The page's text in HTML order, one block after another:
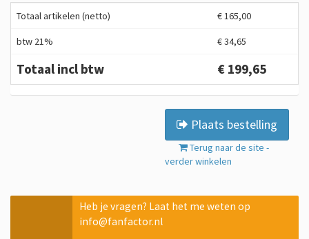
Totaal artikelen (netto) € 165,00
btw 21% € 34,65
Totaal incl btw € 199,65
Plaats bestelling
Terug naar de site -
verder winkelen
Heb je vragen? Laat het me weten op
info@fanfactor.nl